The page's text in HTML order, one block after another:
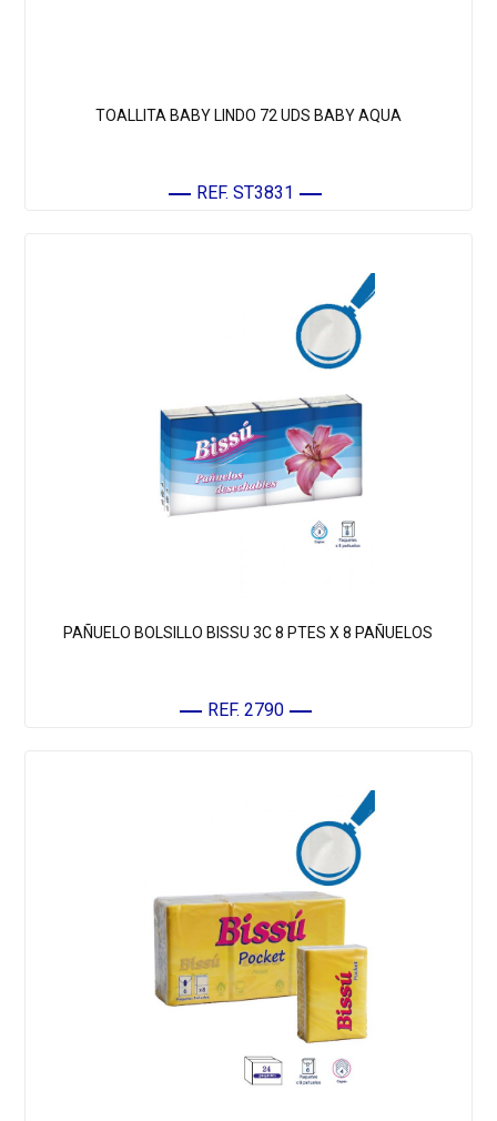
TOALLITA BABY LINDO 72 UDS BABY AQUA
REF. ST3831
PAÑUELO BOLSILLO BISSU 3C 8 PTES X 8 PAÑUELOS
REF. 2790